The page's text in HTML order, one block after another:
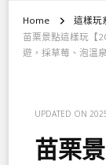
Home 這樣玩
苗栗景點這樣玩【
遊，採草莓、泡溫
UPDATED ON
苗栗